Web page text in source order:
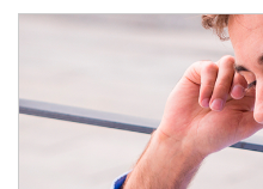
inteligencia artificial. A
estadounidense supera las
inflación en EE. UU.